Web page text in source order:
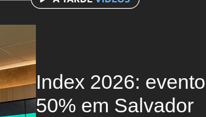
Index 2026:
50% em Salvador